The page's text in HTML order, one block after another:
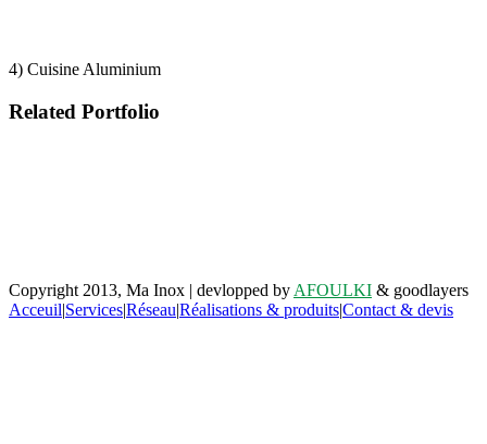
4) Cuisine Aluminium
Related Portfolio
Copyright 2013, Ma Inox | devlopped by AFOULKI & goodlayers
Acceuil|Services|Réseau|Réalisations & produits|Contact & devis